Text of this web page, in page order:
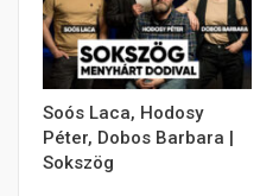
Soós Laca, Hodosy
Péter, Dobos Barbara |
Sokszög